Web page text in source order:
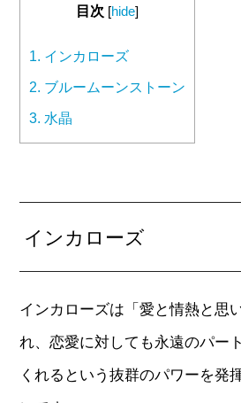
目次 [hide]
1. インカローズ
2. ブルームーンストーン
3. 水晶
インカローズ
インカローズは「愛と情熱と思
れ、恋愛に対しても永遠のパー
くれるという抜群のパワーを発